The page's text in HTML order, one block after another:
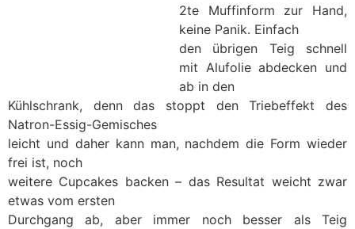
2te Muffinform zur Hand,
keine Panik. Einfach
den übrigen Teig schnell
mit Alufolie abdecken und
ab in den
Kühlschrank, denn das stoppt den Triebeffekt des
Natron-Essig-Gemisches
leicht und daher kann man, nachdem die Form wieder
frei ist, noch
weitere Cupcakes backen – das Resultat weicht zwar
etwas vom ersten
Durchgang ab, aber immer noch besser als Teig